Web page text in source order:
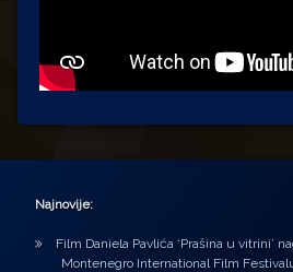
Najnovije:
Film Daniela Pavlića ‘Prašina u vitrini’
Montenegro International Film